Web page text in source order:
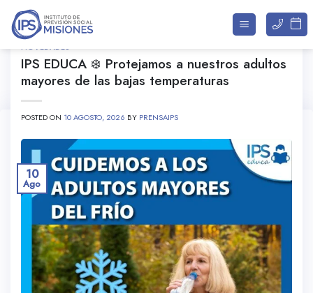
Saltar
contenido
ARCHIVOS DE CATEGORÍA:NOVEDADES
NOVEDADES
IPS EDUCA ❄️ Protejamos a nuestros adultos
mayores de las bajas temperaturas
POSTED ON 10 AGOSTO, 2026 BY PRENSAIPS
10
Ago